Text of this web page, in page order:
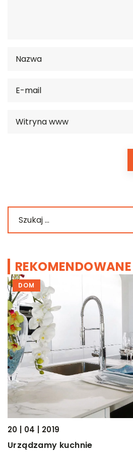
REKOMENDOWANE
DOM
20 | 04 | 2019
Urządzamy kuchnie